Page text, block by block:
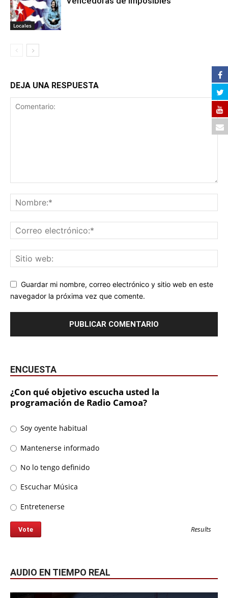
Locales
DEJA UNA RESPUESTA
Guardar mi nombre, correo electrónico y sitio web en este
navegador la próxima vez que comente.
ENCUESTA
¿Con qué objetivo escucha usted la
programación de Radio Camoa?
Soy oyente habitual
Mantenerse informado
No lo tengo definido
Escuchar Música
Entretenerse
Results
AUDIO EN TIEMPO REAL